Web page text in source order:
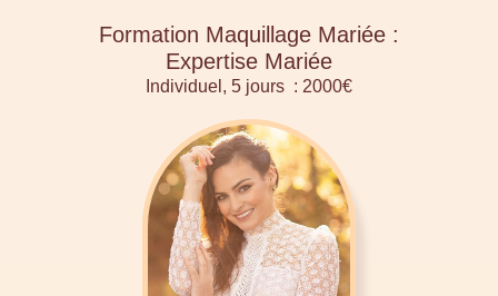
Formation Maquillage Mariée :
Expertise Mariée
Individuel, 5 jours : 2000€